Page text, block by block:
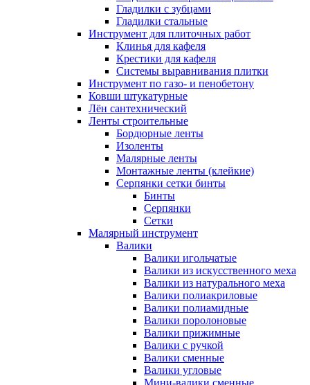
Гладилки с зубцами
Гладилки стальные
Инструмент для плиточных работ
Клинья для кафеля
Крестики для кафеля
Системы выравнивания плитки
Инструмент по газо- и пенобетону
Ковши штукатурные
Лён сантехнический
Ленты строительные
Бордюрные ленты
Изоленты
Малярные ленты
Монтажные ленты (клейкие)
Серпянки сетки бинты
Бинты
Серпянки
Сетки
Малярный инструмент
Валики
Валики игольчатые
Валики из искусственного меха
Валики из натурального меха
Валики полиакриловые
Валики полиамидные
Валики поролоновые
Валики прижимные
Валики с ручкой
Валики сменные
Валики угловые
Мини-валики сменные